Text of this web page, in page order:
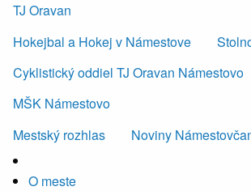
TJ Oravan
Hokejbal a Hokej v Námestove
Cyklistický oddiel TJ Oravan Námestovo
MŠK Námestovo
Mestský rozhlas
Noviny
O meste